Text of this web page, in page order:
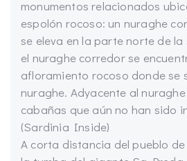
monumentos relacionados
espolón rocoso: un nuraghe
se eleva en la parte norte de
el nuraghe corredor se
afloramiento rocoso donde se
nuraghe. Adyacente al
cabañas que aún no han sido
(Sardinia Inside)
A corta distancia del pueblo